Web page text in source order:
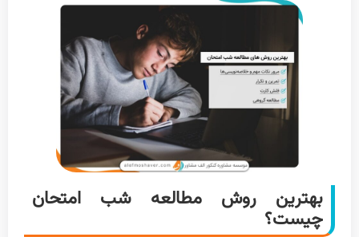
بهترین روش مطالعه شب امتحان
چیست؟